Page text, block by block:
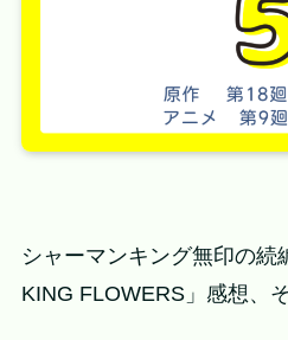
シャーマンキング無印の続
KING FLOWERS」感想、